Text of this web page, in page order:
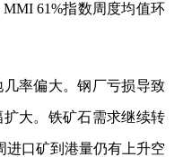
61%指数周度均值环
率偏大。钢厂亏损导致
大。铁矿石需求继续转
进口矿到港量仍有上升空